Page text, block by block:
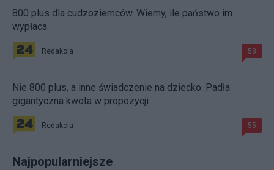
800 plus dla cudzoziemców. Wiemy, ile państwo im
wypłaca
Redakcja 58
Nie 800 plus, a inne świadczenie na dziecko. Padła
gigantyczna kwota w propozycji
Redakcja 55
Najpopularniejsze